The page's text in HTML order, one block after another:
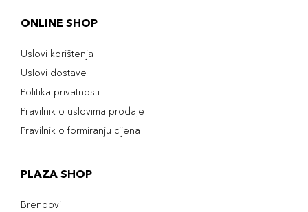
ONLINE SHOP
Uslovi korištenja
Uslovi dostave
Politika privatnosti
Pravilnik o uslovima prodaje
Pravilnik o formiranju cijena
PLAZA SHOP
Brendovi